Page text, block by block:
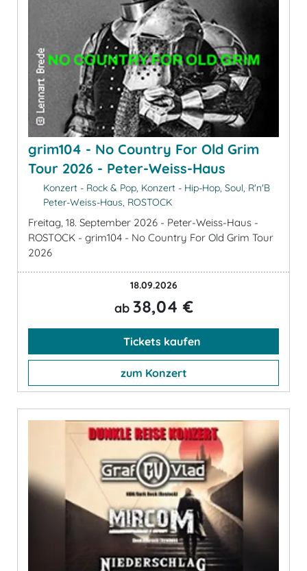
grim104 - No Country For Old Grim
Tour 2026 - Peter-Weiss-Haus
Konzert - Rock & Pop, Konzert - Hip-Hop, Soul, R'n'B
Peter-Weiss-Haus, ROSTOCK
Freitag, 18. September 2026 - Peter-Weiss-Haus -
ROSTOCK - grim104 - No Country For Old Grim Tour
2026
18.09.2026
ab 38,04 €
Tickets kaufen
zum Konzert